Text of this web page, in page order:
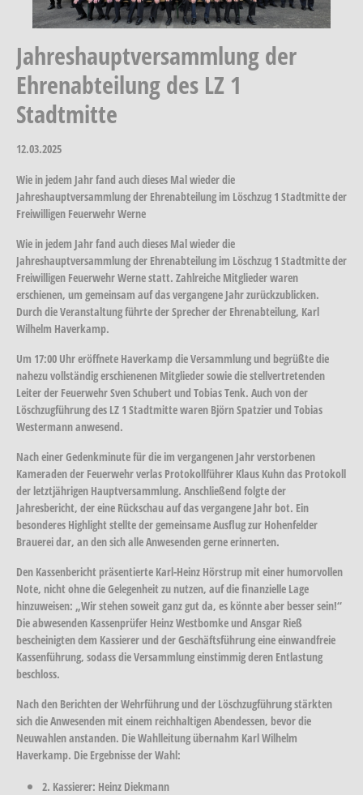
Jahreshauptversammlung der
Ehrenabteilung des LZ 1
Stadtmitte
12.03.2025
Wie in jedem Jahr fand auch dieses Mal wieder die
Jahreshauptversammlung der Ehrenabteilung im Löschzug 1 Stadtmitte der
Freiwilligen Feuerwehr Werne
Wie in jedem Jahr fand auch dieses Mal wieder die
Jahreshauptversammlung der Ehrenabteilung im Löschzug 1 Stadtmitte der
Freiwilligen Feuerwehr Werne statt. Zahlreiche Mitglieder waren
erschienen, um gemeinsam auf das vergangene Jahr zurückzublicken.
Durch die Veranstaltung führte der Sprecher der Ehrenabteilung, Karl
Wilhelm Haverkamp.
Um 17:00 Uhr eröffnete Haverkamp die Versammlung und begrüßte die
nahezu vollständig erschienenen Mitglieder sowie die stellvertretenden
Leiter der Feuerwehr Sven Schubert und Tobias Tenk. Auch von der
Löschzugführung des LZ 1 Stadtmitte waren Björn Spatzier und Tobias
Westermann anwesend.
Nach einer Gedenkminute für die im vergangenen Jahr verstorbenen
Kameraden der Feuerwehr verlas Protokollführer Klaus Kuhn das Protokoll
der letztjährigen Hauptversammlung. Anschließend folgte der
Jahresbericht, der eine Rückschau auf das vergangene Jahr bot. Ein
besonderes Highlight stellte der gemeinsame Ausflug zur Hohenfelder
Brauerei dar, an den sich alle Anwesenden gerne erinnerten.
Den Kassenbericht präsentierte Karl-Heinz Hörstrup mit einer humorvollen
Note, nicht ohne die Gelegenheit zu nutzen, auf die finanzielle Lage
hinzuweisen: „Wir stehen soweit ganz gut da, es könnte aber besser sein!“
Die abwesenden Kassenprüfer Heinz Westbomke und Ansgar Rieß
bescheinigten dem Kassierer und der Geschäftsführung eine einwandfreie
Kassenführung, sodass die Versammlung einstimmig deren Entlastung
beschloss.
Nach den Berichten der Wehrführung und der Löschzugführung stärkten
sich die Anwesenden mit einem reichhaltigen Abendessen, bevor die
Neuwahlen anstanden. Die Wahlleitung übernahm Karl Wilhelm
Haverkamp. Die Ergebnisse der Wahl:
2. Kassierer: Heinz Diekmann